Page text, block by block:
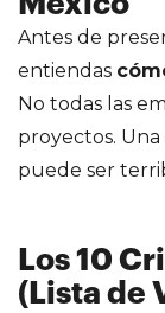
Antes de
entiendas
No todas las
proyectos.
puede ser
Los 10
(Lista de